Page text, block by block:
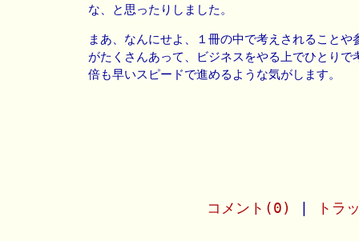
な、と思ったりしました。
まあ、なんにせよ、１冊の中で考えされることや
がたくさんあって、ビジネスをやる上でひとりで
倍も早いスピードで進めるような気がします。
コメント(0) トラ